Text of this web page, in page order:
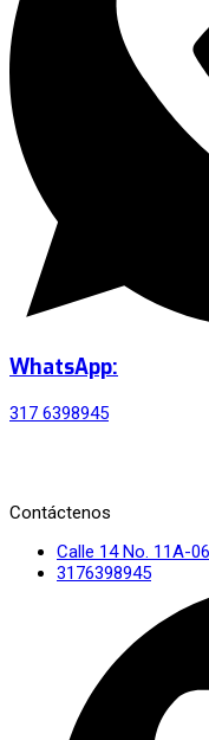
WhatsApp:
317 6398945
Contáctenos
Calle 14 No. 11A-
3176398945